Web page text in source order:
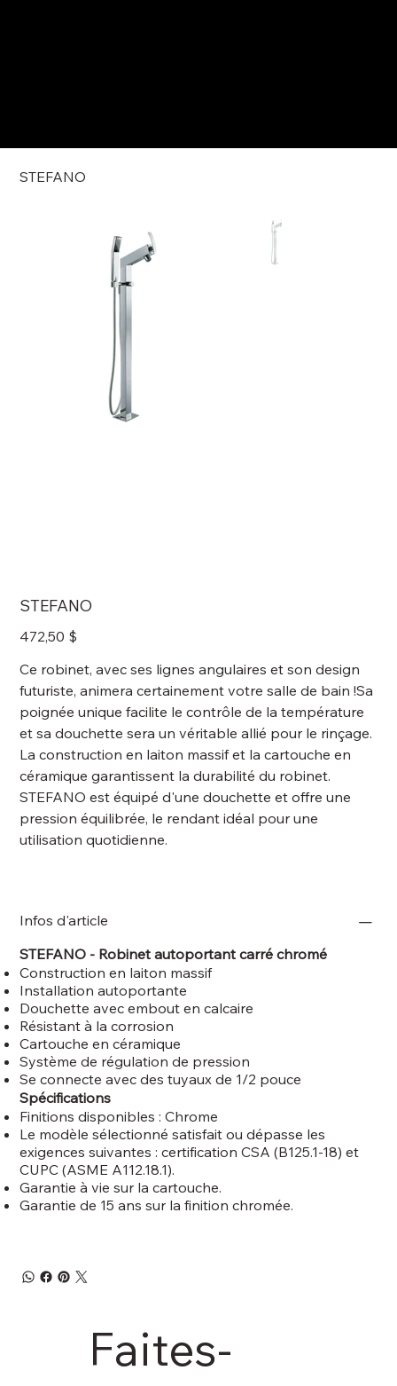
STEFANO
STEFANO
Prix
472,50 $
Ce robinet, avec ses lignes angulaires et son design
futuriste, animera certainement votre salle de bain !Sa
poignée unique facilite le contrôle de la température
et sa douchette sera un véritable allié pour le rinçage.
La construction en laiton massif et la cartouche en
céramique garantissent la durabilité du robinet.
STEFANO est équipé d'une douchette et offre une
pression équilibrée, le rendant idéal pour une
utilisation quotidienne.
Infos d'article
STEFANO - Robinet autoportant carré chromé
Construction en laiton massif
Installation autoportante
Douchette avec embout en calcaire
Résistant à la corrosion
Cartouche en céramique
Système de régulation de pression
Se connecte avec des tuyaux de 1/2 pouce
Spécifications
Finitions disponibles : Chrome
Le modèle sélectionné satisfait ou dépasse les
exigences suivantes : certification CSA (B125.1-18) et
CUPC (ASME A112.18.1).
Garantie à vie sur la cartouche.
Garantie de 15 ans sur la finition chromée.
Faites-